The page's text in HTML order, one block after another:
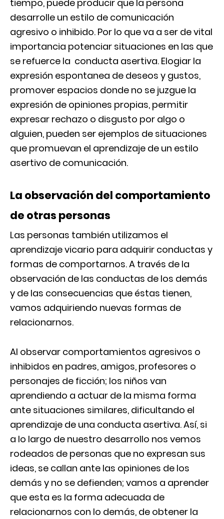
tiempo, puede producir que la persona
desarrolle un estilo de comunicación
agresivo o inhibido. Por lo que va a ser de vital
importancia potenciar situaciones en las que
se refuerce la conducta asertiva. Elogiar la
expresión espontanea de deseos y gustos,
promover espacios donde no se juzgue la
expresión de opiniones propias, permitir
expresar rechazo o disgusto por algo o
alguien, pueden ser ejemplos de situaciones
que promuevan el aprendizaje de un estilo
asertivo de comunicación.
La observación del comportamiento
de otras personas
Las personas también utilizamos el
aprendizaje vicario para adquirir conductas y
formas de comportarnos. A través de la
observación de las conductas de los demás
y de las consecuencias que éstas tienen,
vamos adquiriendo nuevas formas de
relacionarnos.
Al observar comportamientos agresivos o
inhibidos en padres, amigos, profesores o
personajes de ficción; los niños van
aprendiendo a actuar de la misma forma
ante situaciones similares, dificultando el
aprendizaje de una conducta asertiva. Así, si
a lo largo de nuestro desarrollo nos vemos
rodeados de personas que no expresan sus
ideas, se callan ante las opiniones de los
demás y no se defienden; vamos a aprender
que esta es la forma adecuada de
relacionarnos con lo demás, de obtener la